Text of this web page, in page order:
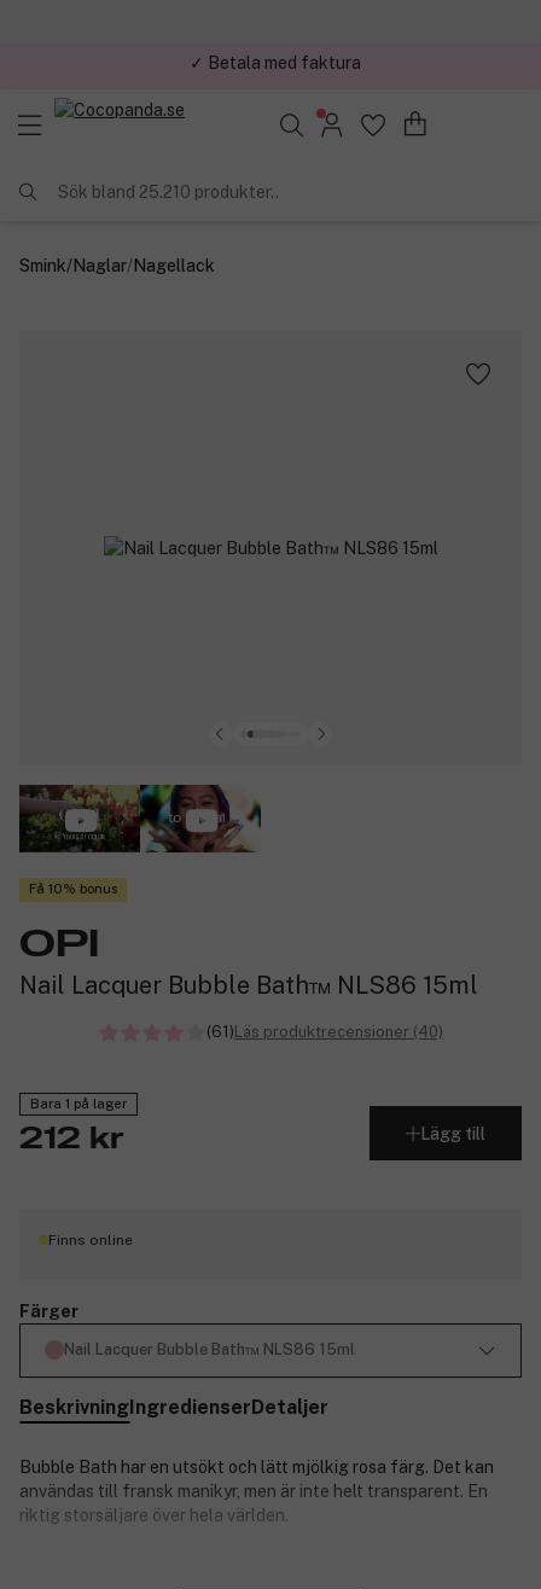
✓ Trygg E-handel
Sök bland 25.210 produkter..
Smink/Naglar/Nagellack
Få 10% bonus
OPI
Nail Lacquer Bubble Bath™ NLS86 15ml
(61)Läs produktrecensioner (40)
Bara 1 på lager
212 kr Lägg till
Finns online
Färger
Nail Lacquer Bubble Bath™ NLS86 15ml
BeskrivningIngredienserDetaljer
Bubble Bath har en utsökt och lätt mjölkig rosa färg. Det kan
användas till fransk manikyr, men är inte helt transparent. En
riktig storsäljare över hela världen.